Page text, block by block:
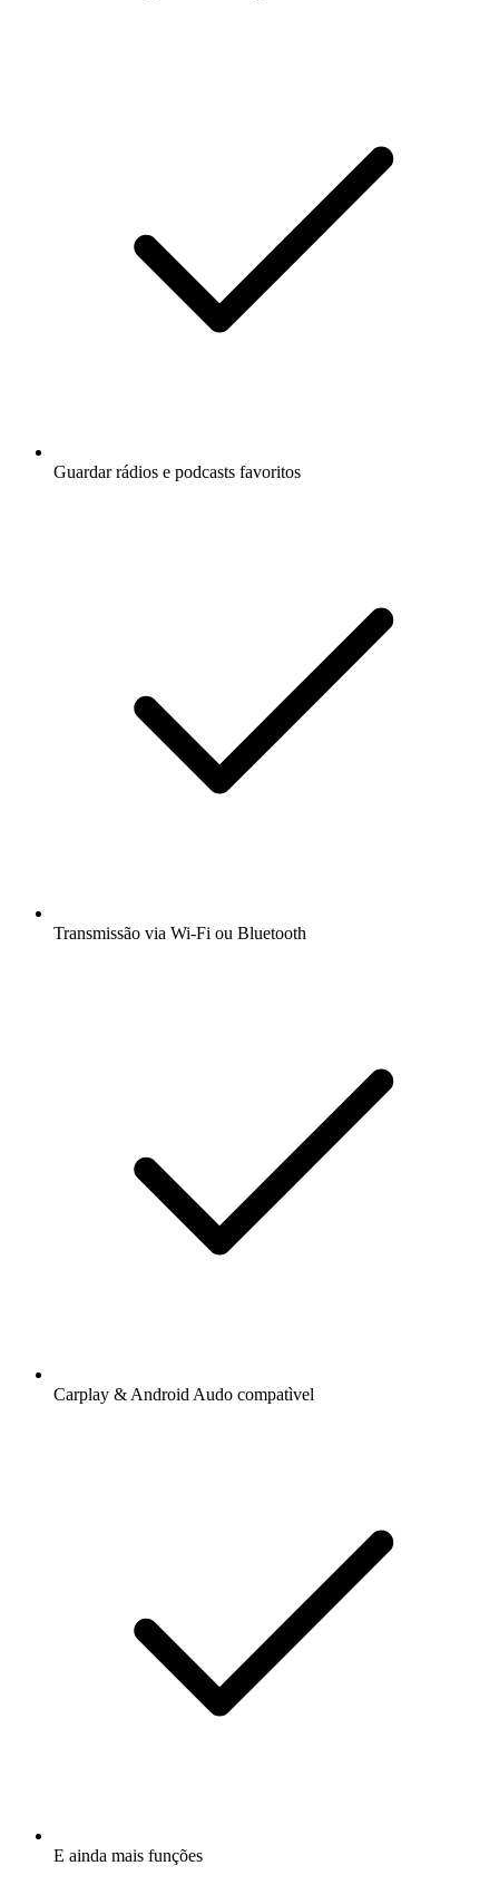
Guardar rádios e podcasts favoritos
Transmissão via Wi-Fi ou Bluetooth
Carplay & Android Audo compatìvel
E ainda mais funções